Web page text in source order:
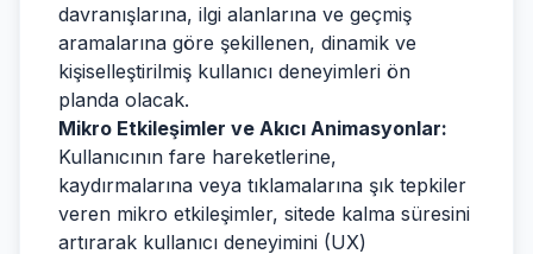
davranışlarına, ilgi alanlarına ve geçmiş
aramalarına göre şekillenen, dinamik ve
kişiselleştirilmiş kullanıcı deneyimleri ön
planda olacak.
Mikro Etkileşimler ve Akıcı Animasyonlar:
Kullanıcının fare hareketlerine,
kaydırmalarına veya tıklamalarına şık tepkiler
veren mikro etkileşimler, sitede kalma süresini
artırarak kullanıcı deneyimini (UX)